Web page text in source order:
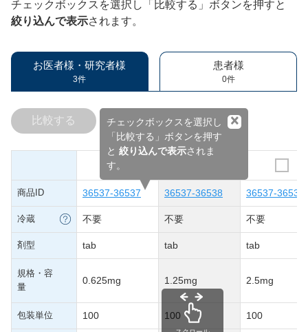
チェックボックスを選択し「比較する」ボタンを押すと
絞り込んで表示されます。
お医者様・研究者様
3件
患者様
0件
チェックボックスを選択し
「比較する」ボタンを押す
と 絞り込んで表示されま
す。
×
比較する
商品ID 36537-36537 36537-36538 36537-36539
冷蔵 不要 不要 不要
剤型 tab tab tab
規格・容
量
0.625mg 1.25mg 2.5mg
包装単位 100 100 100